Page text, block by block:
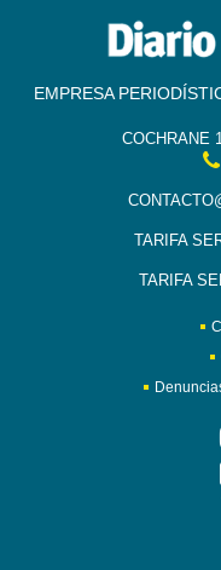
EMPRESA
COCHRANE
TARIFA
TARIFA